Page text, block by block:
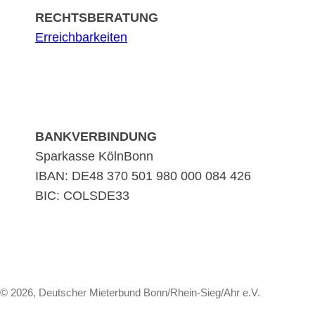
RECHTSBERATUNG
Erreichbarkeiten
BANKVERBINDUNG
Sparkasse KölnBonn
IBAN: DE48 370 501 980 000 084 426
BIC: COLSDE33
© 2026, Deutscher Mieterbund Bonn/Rhein-Sieg/Ahr e.V.